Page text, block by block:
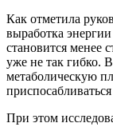
Как отметила
выработка
становится менее
уже не так гибко.
метаболическую
При этом